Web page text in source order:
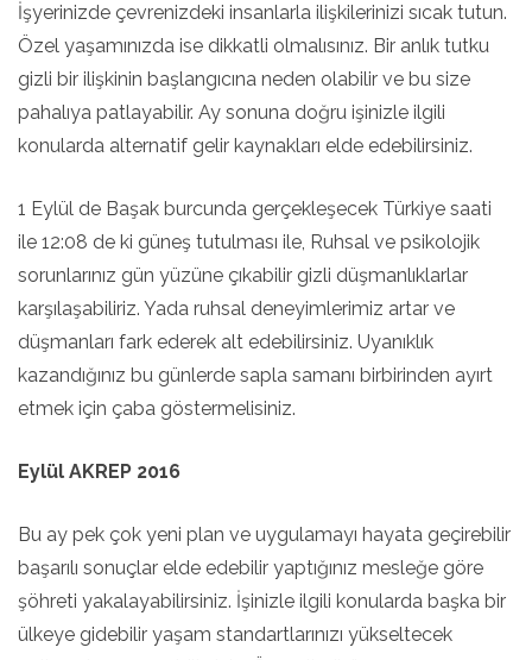
İşyerinizde çevrenizdeki insanlarla ilişkilerinizi sıcak tutun.
Özel yaşamınızda ise dikkatli olmalısınız. Bir anlık tutku
gizli bir ilişkinin başlangıcına neden olabilir ve bu size
pahalıya patlayabilir. Ay sonuna doğru işinizle ilgili
konularda alternatif gelir kaynakları elde edebilirsiniz.
1 Eylül de Başak burcunda gerçekleşecek Türkiye saati
ile 12:08 de ki güneş tutulması ile, Ruhsal ve psikolojik
sorunlarınız gün yüzüne çıkabilir gizli düşmanlıklarlar
karşılaşabiliriz. Yada ruhsal deneyimlerimiz artar ve
düşmanları fark ederek alt edebilirsiniz. Uyanıklık
kazandığınız bu günlerde sapla samanı birbirinden ayırt
etmek için çaba göstermelisiniz.
Eylül AKREP 2016
Bu ay pek çok yeni plan ve uygulamayı hayata geçirebilir
başarılı sonuçlar elde edebilir yaptığınız mesleğe göre
şöhreti yakalayabilirsiniz. İşinizle ilgili konularda başka bir
ülkeye gidebilir yaşam standartlarınızı yükseltecek